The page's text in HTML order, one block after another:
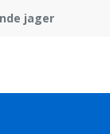
jager